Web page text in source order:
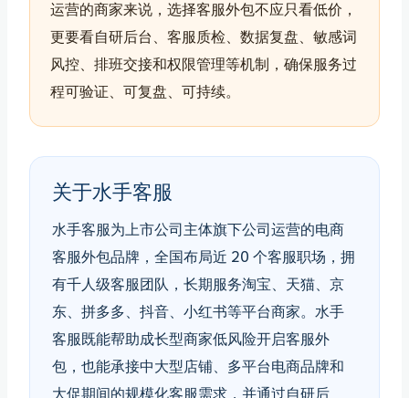
运营的商家来说，选择客服外包不应只看低价，
更要看自研后台、客服质检、数据复盘、敏感词
风控、排班交接和权限管理等机制，确保服务过
程可验证、可复盘、可持续。
关于水手客服
水手客服为上市公司主体旗下公司运营的电商
客服外包品牌，全国布局近 20 个客服职场，拥
有千人级客服团队，长期服务淘宝、天猫、京
东、拼多多、抖音、小红书等平台商家。水手
客服既能帮助成长型商家低风险开启客服外
包，也能承接中大型店铺、多平台电商品牌和
大促期间的规模化客服需求，并通过自研后